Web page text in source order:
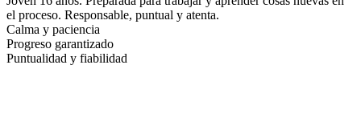
el proceso. Responsable, puntual y atenta.
Calma y paciencia
Progreso garantizado
Puntualidad y fiabilidad